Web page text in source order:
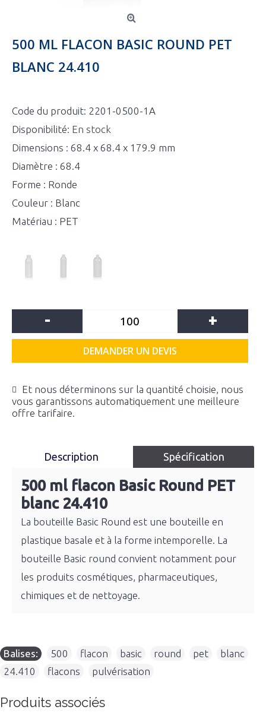
500 ML FLACON BASIC ROUND PET
BLANC 24.410
Code du produit: 2201-0500-1A
Disponibilité: En stock
Dimensions : 68.4 x 68.4 x 179.9 mm
Diamètre : 68.4
Forme : Ronde
Couleur : Blanc
Matériau : PET
- +
DEMANDER UN DEVIS
Et nous déterminons sur la quantité choisie, nous
vous garantissons automatiquement une meilleure
offre tarifaire.
Description Spécification
500 ml flacon Basic Round PET
blanc 24.410
La bouteille Basic Round est une bouteille en
plastique basale et à la forme intemporelle. La
bouteille Basic round convient notamment pour
les produits cosmétiques, pharmaceutiques,
chimiques et de nettoyage.
Balises: 500 flacon basic round pet blanc
24.410
flacons pulvérisation
Produits associés